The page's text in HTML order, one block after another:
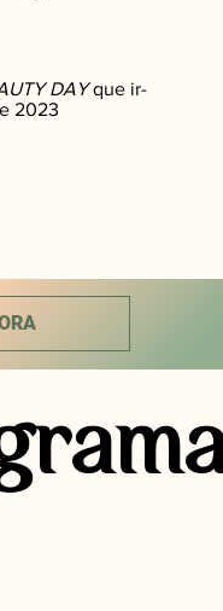
DAYque ir-
2023